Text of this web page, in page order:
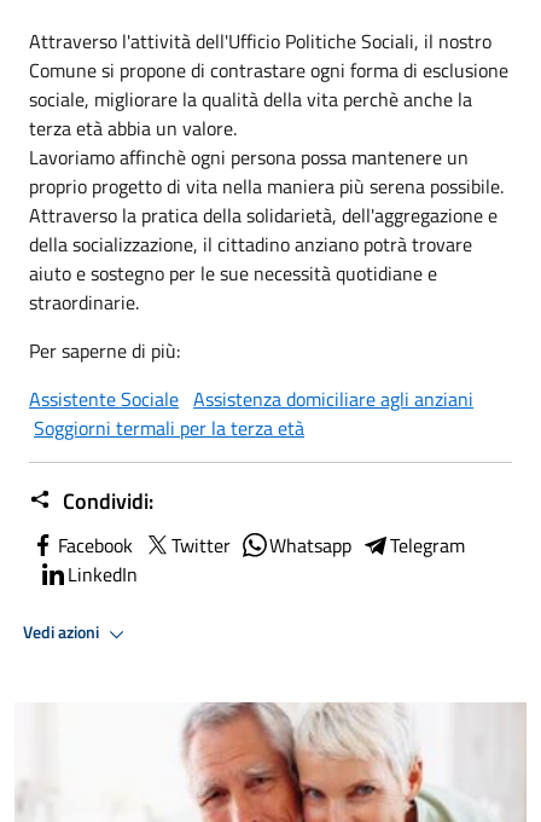
Attraverso l'attività dell'Ufficio Politiche Sociali, il nostro
Comune si propone di contrastare ogni forma di esclusione
sociale, migliorare la qualità della vita perchè anche la
terza età abbia un valore.
Lavoriamo affinchè ogni persona possa mantenere un
proprio progetto di vita nella maniera più serena possibile.
Attraverso la pratica della solidarietà, dell'aggregazione e
della socializzazione, il cittadino anziano potrà trovare
aiuto e sostegno per le sue necessità quotidiane e
straordinarie.
Per saperne di più:
Assistente Sociale Assistenza domiciliare agli anziani
Soggiorni termali per la terza età
Condividi:
Facebook Twitter Whatsapp
Telegram
LinkedIn
Vedi azioni